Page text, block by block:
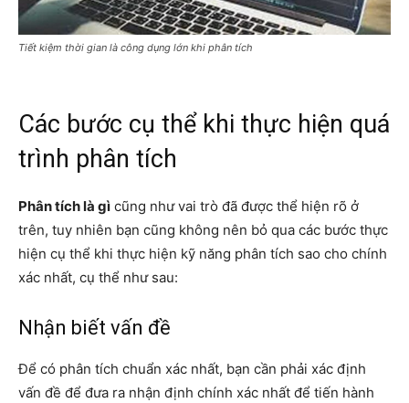
Tiết kiệm thời gian là công dụng lớn khi phân tích
Các bước cụ thể khi thực hiện quá
trình phân tích
Phân tích là gì cũng như vai trò đã được thể hiện rõ ở
trên, tuy nhiên bạn cũng không nên bỏ qua các bước thực
hiện cụ thể khi thực hiện kỹ năng phân tích sao cho chính
xác nhất, cụ thể như sau:
Nhận biết vấn đề
Để có phân tích chuẩn xác nhất, bạn cần phải xác định
vấn đề để đưa ra nhận định chính xác nhất để tiến hành